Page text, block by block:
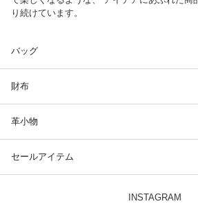
り続けています。
バッグ
財布
革小物
セールアイテム
INSTAGRAM